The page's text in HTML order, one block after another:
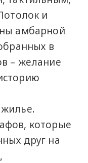
и
амбарной
в
– желание
которые
друг на